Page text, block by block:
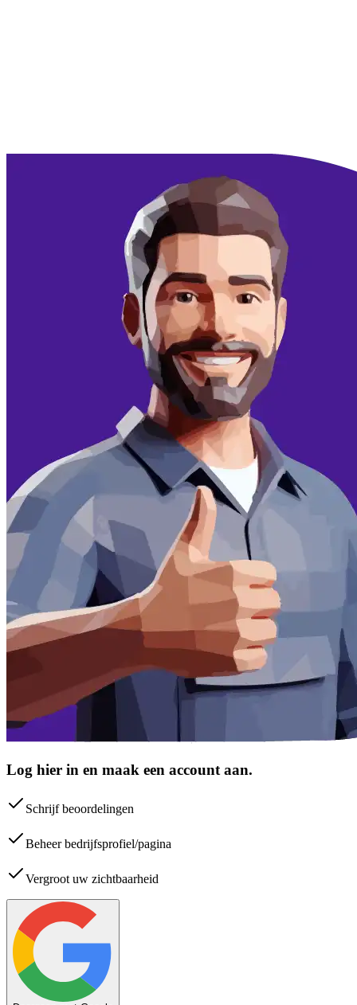
Log hier in en maak een account aan.
Schrijf beoordelingen
Beheer bedrijfsprofiel/pagina
Vergroot uw zichtbaarheid